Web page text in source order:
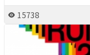
15738